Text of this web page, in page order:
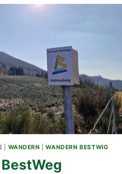
WANDERN |WANDERN BESTWIG